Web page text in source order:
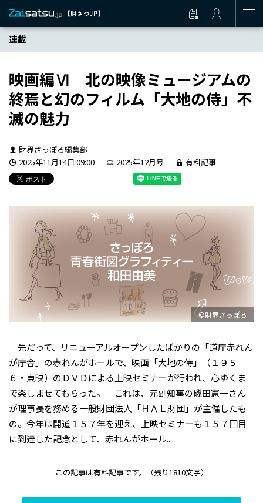
連載
映画編Ⅵ 北の映像ミュージアムの
終焉と幻のフィルム「大地の侍」不
滅の魅力
財界さっぽろ編集部
2025年11月14日 09:00
2025年12月号 有料記事
©財界さっぽろ
先だって、リニューアルオープンしたばかりの「道庁赤れん
が庁舎」の赤れんがホールで、映画「大地の侍」（１９５
６・東映）のＤＶＤによる上映セミナーが行われ、心ゆくま
で楽しませてもらった。 これは、元副知事の磯田憲一さん
が理事長を務める一般財団法人「ＨＡＬ財団」が主催したも
の。今年は開道１５７年を迎え、上映セミナーも１５７回目
に到達した記念として、赤れんがホール...
この記事は有料記事です。 （残り1810文字）